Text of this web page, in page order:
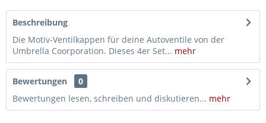
Beschreibung
Die Motiv-Ventilkappen für deine Autoventile von der
Umbrella Coorporation. Dieses 4er Set... mehr
Bewertungen
0
Bewertungen lesen, schreiben und diskutieren... mehr